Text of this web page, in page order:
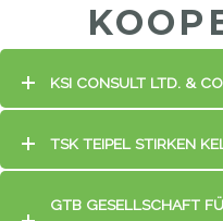
KSI CONSULT LTD. &
TSK TEIPEL STIRKEN
GTB GESELLSCHAFT